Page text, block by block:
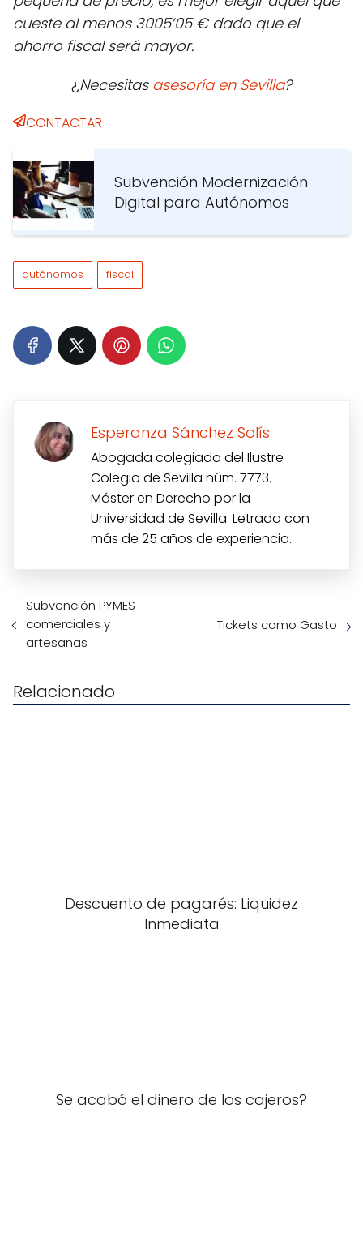
cueste al menos 3005’05 € dado que el
ahorro fiscal será mayor.
¿Necesitas asesoría en Sevilla?
CONTACTAR
Subvención Modernización
Digital para Autónomos
autónomos fiscal
Esperanza Sánchez Solís
Abogada colegiada del Ilustre
Colegio de Sevilla núm. 7773.
Máster en Derecho por la
Universidad de Sevilla. Letrada con
más de 25 años de experiencia.
Subvención PYMES
comerciales y
artesanas
Tickets como Gasto
Relacionado
Descuento de pagarés: Liquidez
Inmediata
Se acabó el dinero de los cajeros?